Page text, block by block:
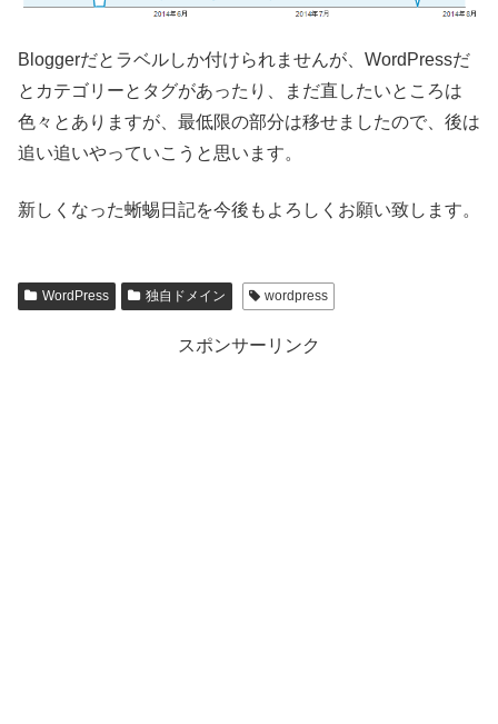
Bloggerだとラベルしか付けられませんが、WordPressだ
とカテゴリーとタグがあったり、まだ直したいところは
色々とありますが、最低限の部分は移せましたので、後は
追い追いやっていこうと思います。
新しくなった蜥蜴日記を今後もよろしくお願い致します。
WordPress 独自ドメイン wordpress
スポンサーリンク